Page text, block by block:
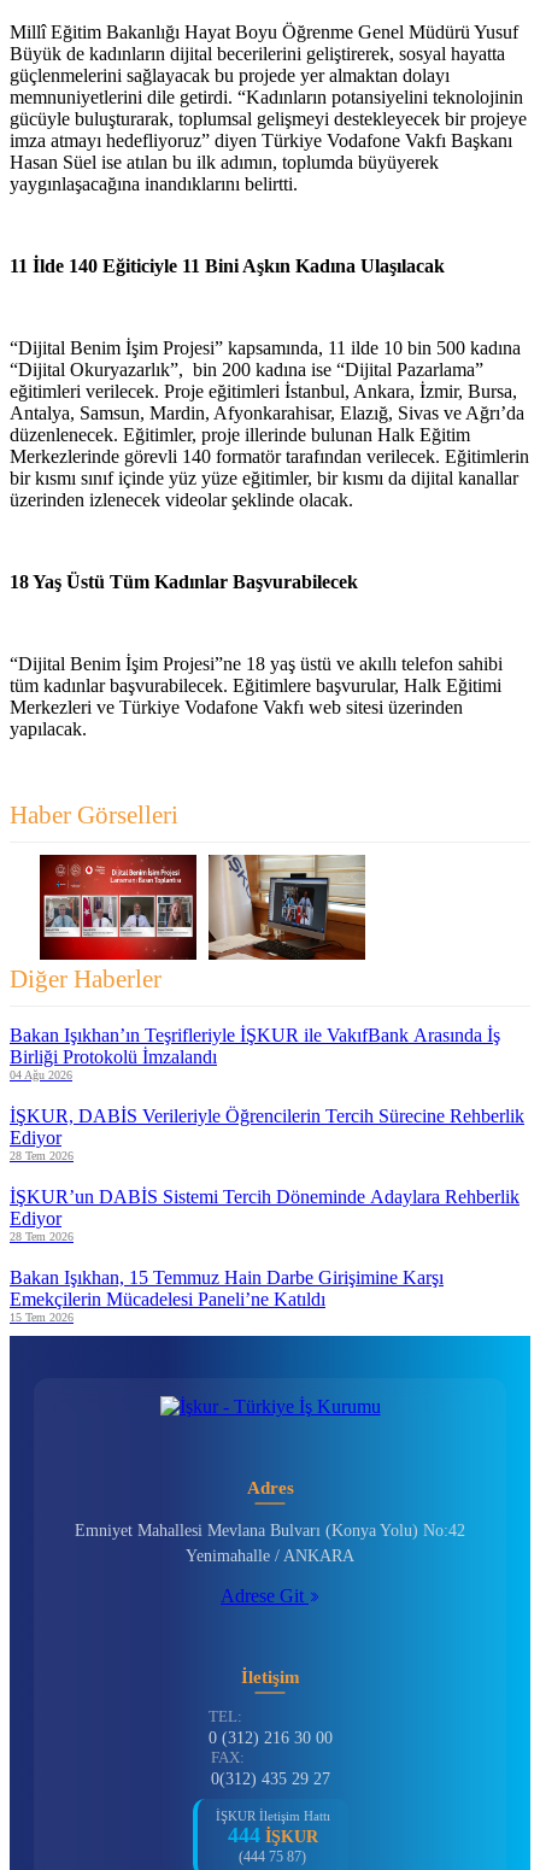
Millî Eğitim Bakanlığı Hayat Boyu Öğrenme Genel Müdürü Yusuf
Büyük de kadınların dijital becerilerini geliştirerek, sosyal hayatta
güçlenmelerini sağlayacak bu projede yer almaktan dolayı
memnuniyetlerini dile getirdi. “Kadınların potansiyelini teknolojinin
gücüyle buluşturarak, toplumsal gelişmeyi destekleyecek bir projeye
imza atmayı hedefliyoruz” diyen Türkiye Vodafone Vakfı Başkanı
Hasan Süel ise atılan bu ilk adımın, toplumda büyüyerek
yaygınlaşacağına inandıklarını belirtti.
11 İlde 140 Eğiticiyle 11 Bini Aşkın Kadına Ulaşılacak
“Dijital Benim İşim Projesi” kapsamında, 11 ilde 10 bin 500 kadına
“Dijital Okuryazarlık”, bin 200 kadına ise “Dijital Pazarlama”
eğitimleri verilecek. Proje eğitimleri İstanbul, Ankara, İzmir, Bursa,
Antalya, Samsun, Mardin, Afyonkarahisar, Elazığ, Sivas ve Ağrı’da
düzenlenecek. Eğitimler, proje illerinde bulunan Halk Eğitim
Merkezlerinde görevli 140 formatör tarafından verilecek. Eğitimlerin
bir kısmı sınıf içinde yüz yüze eğitimler, bir kısmı da dijital kanallar
üzerinden izlenecek videolar şeklinde olacak.
18 Yaş Üstü Tüm Kadınlar Başvurabilecek
“Dijital Benim İşim Projesi”ne 18 yaş üstü ve akıllı telefon sahibi
tüm kadınlar başvurabilecek. Eğitimlere başvurular, Halk Eğitimi
Merkezleri ve Türkiye Vodafone Vakfı web sitesi üzerinden
yapılacak.
Haber Görselleri
Diğer Haberler
Bakan Işıkhan’ın Teşrifleriyle İŞKUR ile VakıfBank Arasında İş
Birliği Protokolü İmzalandı
04 Ağu 2026
İŞKUR, DABİS Verileriyle Öğrencilerin Tercih Sürecine Rehberlik
Ediyor
28 Tem 2026
İŞKUR’un DABİS Sistemi Tercih Döneminde Adaylara Rehberlik
Ediyor
28 Tem 2026
Bakan Işıkhan, 15 Temmuz Hain Darbe Girişimine Karşı
Emekçilerin Mücadelesi Paneli’ne Katıldı
15 Tem 2026
Adres
Emniyet Mahallesi Mevlana Bulvarı (Konya Yolu) No:42
Yenimahalle / ANKARA
Adrese Git
İletişim
TEL:
0 (312) 216 30 00
FAX:
0(312) 435 29 27
İŞKUR İletişim Hattı
444 İŞKUR
(444 75 87)